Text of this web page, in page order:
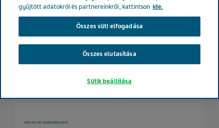
gyűjtött adatokról és partnereinkről, kattintson ide.
Összes süti elfogadása
Összes elutasítása
Sütik beállítása